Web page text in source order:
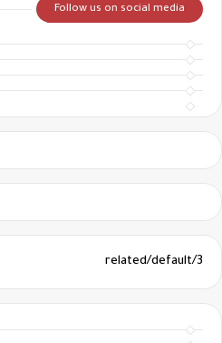
Follow us on social media
3/related/default